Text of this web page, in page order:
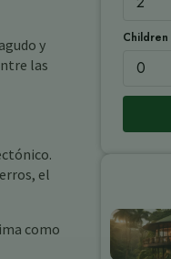
y
las
el
como
Children